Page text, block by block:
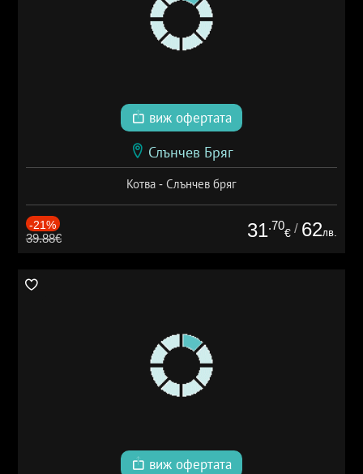
виж офертата
Слънчев Бряг
Котва - Слънчев бряг
-21%
39.88€ 31.70
€ / 62лв.
виж офертата